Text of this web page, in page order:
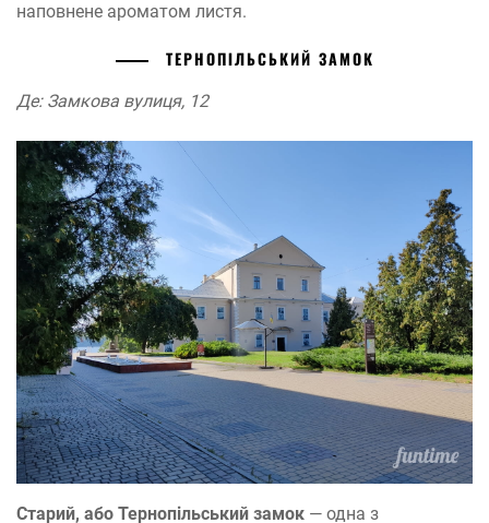
наповнене ароматом листя.
ТЕРНОПІЛЬСЬКИЙ ЗАМОК
Де: Замкова вулиця, 12
Старий, або Тернопільський замок — одна з